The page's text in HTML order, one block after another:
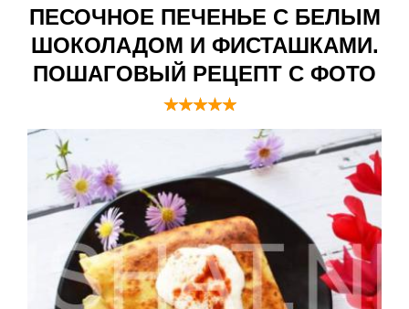
ПЕСОЧНОЕ ПЕЧЕНЬЕ С БЕЛЫМ
ШОКОЛАДОМ И ФИСТАШКАМИ.
ПОШАГОВЫЙ РЕЦЕПТ С ФОТО